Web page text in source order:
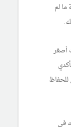
ما لم
أصغر
في